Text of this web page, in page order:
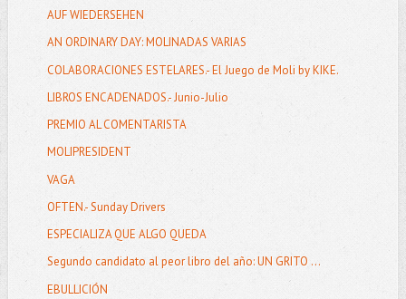
AUF WIEDERSEHEN
AN ORDINARY DAY: MOLINADAS VARIAS
COLABORACIONES ESTELARES.- El Juego de Moli by KIKE.
LIBROS ENCADENADOS.- Junio-Julio
PREMIO AL COMENTARISTA
MOLIPRESIDENT
VAGA
OFTEN.- Sunday Drivers
ESPECIALIZA QUE ALGO QUEDA
Segundo candidato al peor libro del año: UN GRITO ...
EBULLICIÓN